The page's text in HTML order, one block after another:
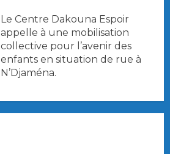
Le Centre Dakouna Espoir
appelle à une mobilisation
collective pour l’avenir des
enfants en situation de rue à
N’Djaména.